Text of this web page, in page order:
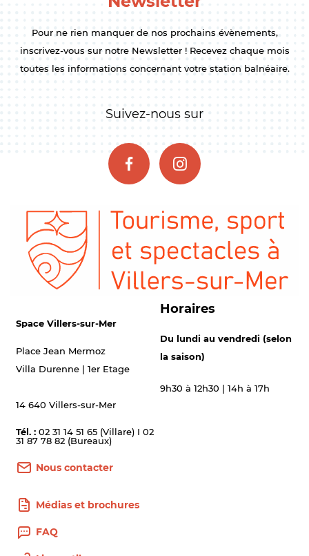
Pour ne rien manquer de nos prochains évènements,
inscrivez-vous sur notre Newsletter ! Recevez chaque mois
toutes les informations concernant votre station balnéaire.
Suivez-nous sur
Space Villers-sur-Mer
Place Jean Mermoz
Villa Durenne | 1er Etage
14 640 Villers-sur-Mer
Tél. : 02 31 14 51 65 (Villare) I 02
31 87 78 82 (Bureaux)
Nous contacter
Horaires
Du lundi au vendredi (selon
la saison)
9h30 à 12h30 | 14h à 17h
Médias et brochures
FAQ